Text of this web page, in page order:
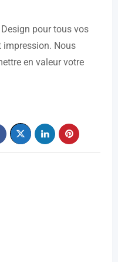
pour tous vos
impression. Nous
en valeur votre